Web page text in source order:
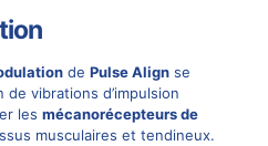
de Pulse Alignse
vibrations d’impulsion
les mécanorécepteurs de
musculaires et tendineux.